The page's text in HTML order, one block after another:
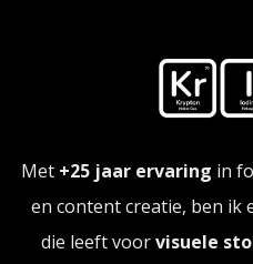
Met +25 jaar ervaring in
en content creatie, ben ik
die leeft voorvisuele